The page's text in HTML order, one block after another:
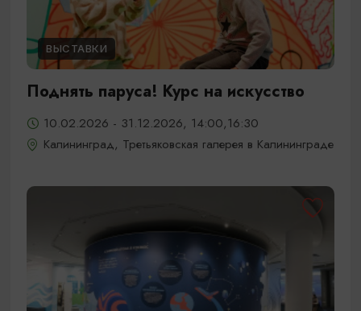
ВЫСТАВКИ
Поднять паруса! Курс на искусство
10.02.2026 - 31.12.2026, 14:00,16:30
Калининград, Третьяковская галерея в Калининграде